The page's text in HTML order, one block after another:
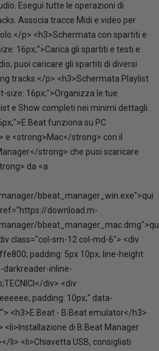
Esegui tutte le operazioni di
Associa tracce Midi e video per
p> <h3>Schermata con spartiti e
16px;">Carica gli spartiti e testi e
puoi caricare gli spartiti di diversi
tracks.</p> <h3>Schermata Playlist
size: 16px;">Organizza le tue
e Show completi nei minimi dettagli.
funziona su PC
e <strong>Mac</strong> con il
strong> che puoi scaricare
da <a
bbeat_manager_win.exe">qui
download.m-
class="col-sm-12 col-md-6"> <div
padding: 5px 10px; line-height:
darkreader-inline-
div> <div
padding: 10px;" data-
<h3>E.Beat - B.Beat emulator</h3>
<li>Installazione di B.Beat Manager
li> <li>Chiavetta USB, consigliati